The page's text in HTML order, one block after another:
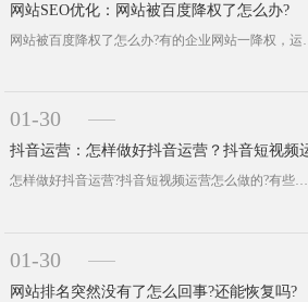
网站SEO优化：网站被百度降权了怎么办?
01-30
怎样做好抖音运营?抖音短视频运营怎么做的?有些企业为运营抖音而头疼不已，今天小编为广大企业们奉上保姆级的抖音运营方法，希望以下···
01-30
网站排名突然没有了怎么回事?还能恢复吗?